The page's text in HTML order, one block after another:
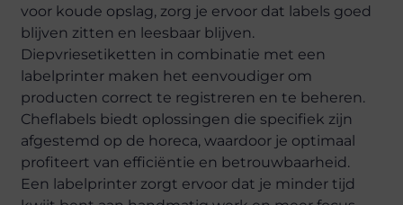
voor koude opslag, zorg je ervoor dat labels goed
blijven zitten en leesbaar blijven.
Diepvriesetiketten in combinatie met een
labelprinter maken het eenvoudiger om
producten correct te registreren en te beheren.
Cheflabels biedt oplossingen die specifiek zijn
afgestemd op de horeca, waardoor je optimaal
profiteert van efficiëntie en betrouwbaarheid.
Een labelprinter zorgt ervoor dat je minder tijd